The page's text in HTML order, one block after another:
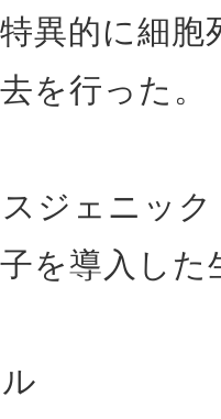
異的に細
を行った。
ジェニック
を導入した